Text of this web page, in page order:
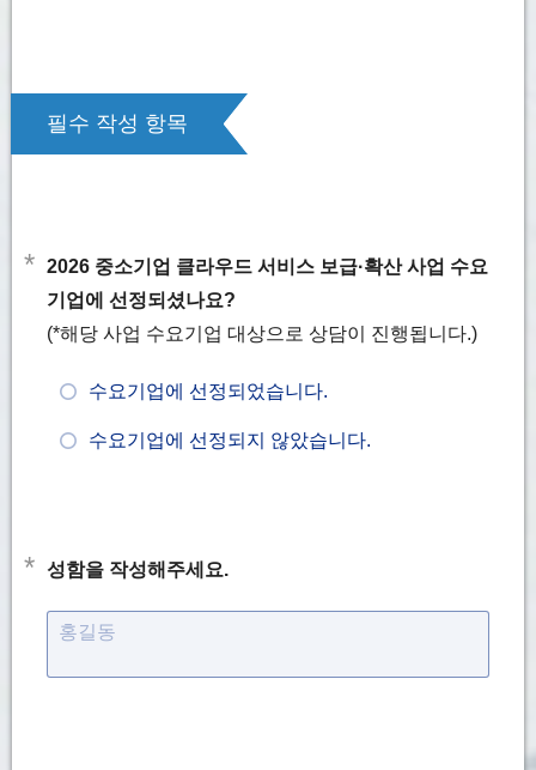
필수 작성 항목
* 2026 중소기업 클라우드 서비스 보급·확산 사업 수요
기업에 선정되셨나요?
(*해당 사업 수요기업 대상으로 상담이 진행됩니다.)
수요기업에 선정되었습니다.
수요기업에 선정되지 않았습니다.
* 성함을 작성해주세요.
홍길동